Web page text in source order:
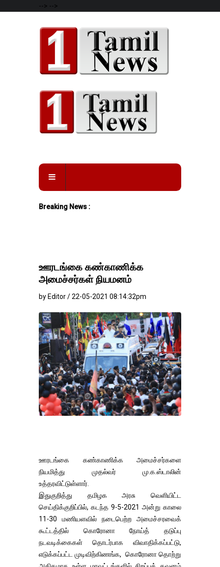
--> -->
Breaking News :
ஊரடங்கை கண்காணிக்க
அமைச்சர்கள் நியமனம்
by Editor / 22-05-2021 08:14:32pm
ஊரடங்கை கண்காணிக்க அமைச்சர்களை
நியமித்து முதல்வர் மு.க.ஸ்டாலின்
உத்தரவிட்டுள்ளார்.
இதுகுறித்து தமிழக அரசு வெளியிட்ட
செய்திக்குறிப்பில், கடந்த 9-5-2021 அன்று காலை
11-30 மணியளவில் நடைபெற்ற அமைச்சரவைக்
கூட்டத்தில் கொரோனா நோய்த் தடுப்பு
நடவடிக்கைகள் தொடர்பாக விவாதிக்கப்பட்டு,
எடுக்கப்பட்ட முடிவிற்கிணங்க, கொரோனா தொற்று